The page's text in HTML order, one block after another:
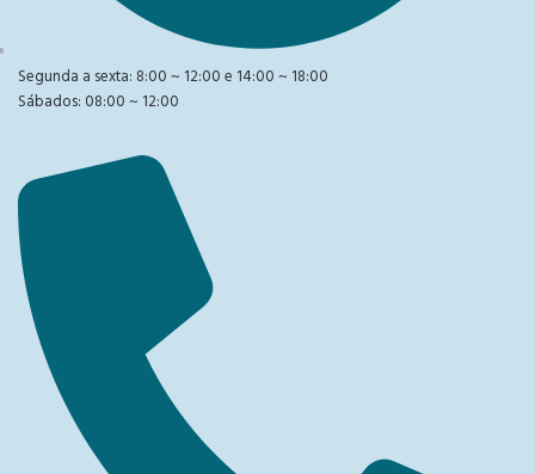
Segunda a sexta: 8:00 ~ 12:00 e 14:00 ~ 18:00
Sábados: 08:00 ~ 12:00